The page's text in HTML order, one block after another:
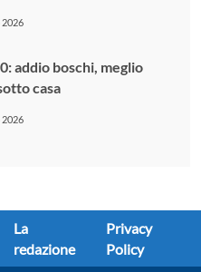
2026
addio boschi, meglio
casa
2026
La
redazione
Privacy
Policy